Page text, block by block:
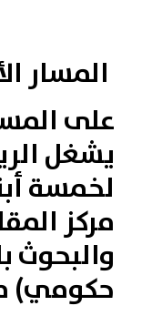
المسار
على
يشغل
لخمسة
مركز
والبحوث
حكومي) منذ